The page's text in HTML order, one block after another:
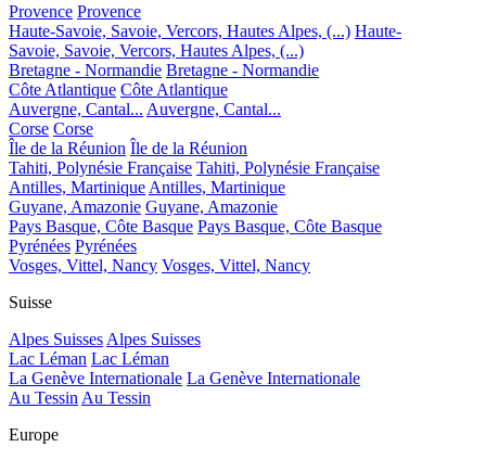
Provence Provence
Haute-Savoie, Savoie, Vercors, Hautes Alpes, (...) Haute-
Savoie, Savoie, Vercors, Hautes Alpes, (...)
Bretagne - Normandie Bretagne - Normandie
Côte Atlantique Côte Atlantique
Auvergne, Cantal... Auvergne, Cantal...
Corse Corse
Île de la Réunion Île de la Réunion
Tahiti, Polynésie Française Tahiti, Polynésie Française
Antilles, Martinique Antilles, Martinique
Guyane, Amazonie Guyane, Amazonie
Pays Basque, Côte Basque Pays Basque, Côte Basque
Pyrénées Pyrénées
Vosges, Vittel, Nancy Vosges, Vittel, Nancy
Suisse
Alpes Suisses Alpes Suisses
Lac Léman Lac Léman
La Genève Internationale La Genève Internationale
Au Tessin Au Tessin
Europe